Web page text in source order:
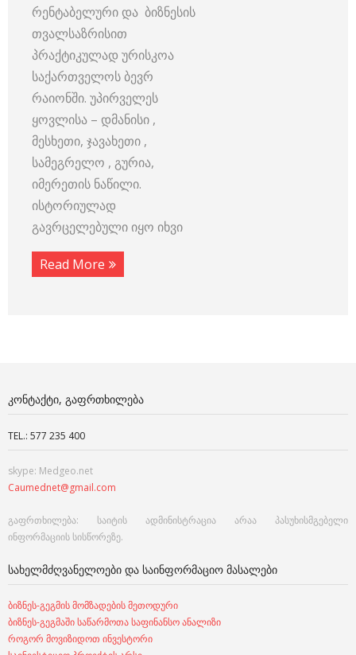
რენტაბელური და ბიზნესის
თვალსაზრისით
პრაქტიკულად ურისკოა
საქართველოს ბევრ
რაიონში. უპირველეს
ყოვლისა – დმანისი ,
მესხეთი, ჯავახეთი ,
სამეგრელო , გურია,
იმერეთის ნაწილი.
ისტორიულად
გავრცელებული იყო იხვი
Read More
ᲙᲝᲜᲢᲐᲥᲢᲘ, ᲒᲐᲤᲠᲗᲮᲘᲚᲔᲑᲐ
TEL.: 577 235 400
skype: Medgeo.net
Caumednet@gmail.com
გაფრთხილება: საიტის ადმინისტრაცია არაა პასუხისმგებელი
ინფორმაციის სისწორეზე.
ᲡᲐᲮᲔᲚᲛᲫᲦᲕᲐᲜᲔᲚᲝᲔᲑᲘ ᲓᲐ ᲡᲐᲘᲜᲤᲝᲠᲛᲐᲪᲘᲝ ᲛᲐᲡᲐᲚᲔᲑᲘ
ბიზნეს-გეგმის მომზადების მეთოდური
ბიზნეს-გეგმაში საწარმოთა საფინანსო ანალიზი
როგორ მოვიზიდოთ ინვესტორი